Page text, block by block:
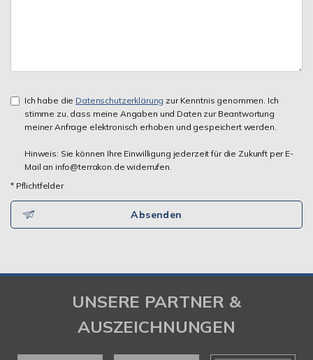
Ich habe die Datenschutzerklärung zur Kenntnis genommen. Ich
stimme zu, dass meine Angaben und Daten zur Beantwortung
meiner Anfrage elektronisch erhoben und gespeichert werden.
Hinweis: Sie können Ihre Einwilligung jederzeit für die Zukunft per E-
Mail an info@terrakon.de widerrufen.
* Pflichtfelder
Absenden
UNSERE PARTNER &
AUSZEICHNUNGEN